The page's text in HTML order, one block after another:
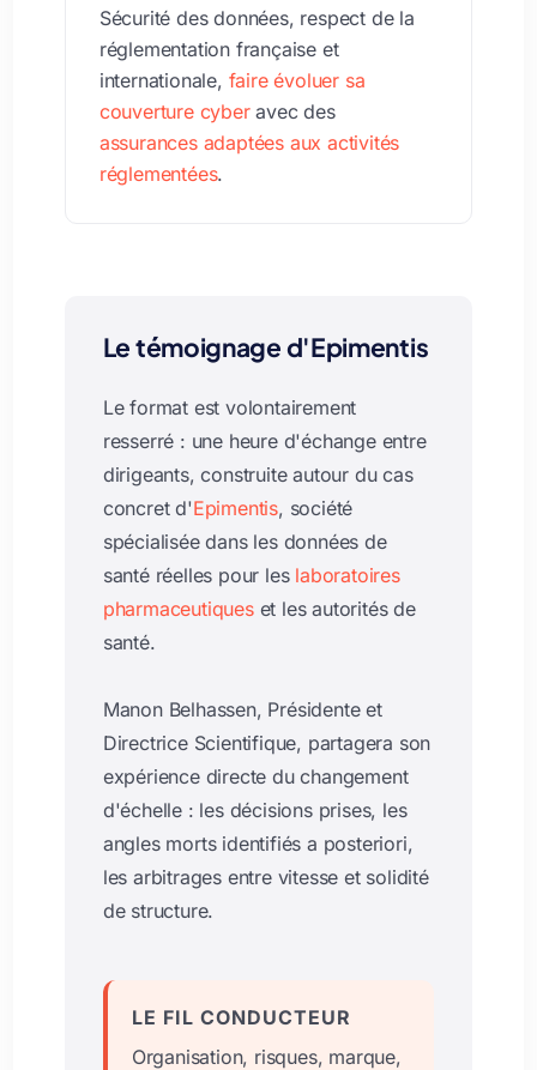
Sécurité des données, respect de la
réglementation française et
internationale, faire évoluer sa
couverture cyberavec des
assurances adaptées aux activités
réglementées.
Le témoignage d'Epimentis
Le format est volontairement
resserré : une heure d'échange entre
dirigeants, construite autour du cas
concret d'Epimentis, société
spécialisée dans les données de
santé réelles pour les laboratoires
pharmaceutiqueset les autorités de
santé.
Manon Belhassen, Présidente et
Directrice Scientifique, partagera son
expérience directe du changement
d'échelle : les décisions prises, les
angles morts identifiés a posteriori,
les arbitrages entre vitesse et solidité
de structure.
LE FIL CONDUCTEUR
Organisation, risques, marque,